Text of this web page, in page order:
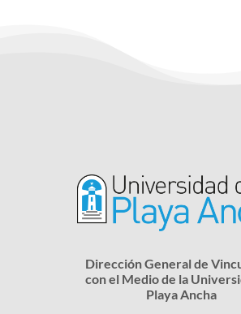
Dirección General de
con el Medio de la
Playa Ancha